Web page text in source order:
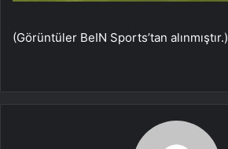
(Görüntüler BeIN Sports’tan alınmıştır.)